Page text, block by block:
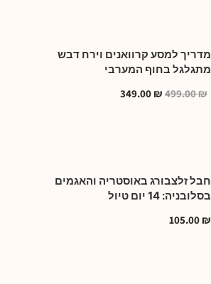
מדריך למסע קרוואנים וירח דבש
מתגלגל בחוף המערבי
499.00₪
349.00 ₪
חבל זלצבורג באוסטריה והאגמים
בסלובניה: 14 יום טיול
105.00 ₪